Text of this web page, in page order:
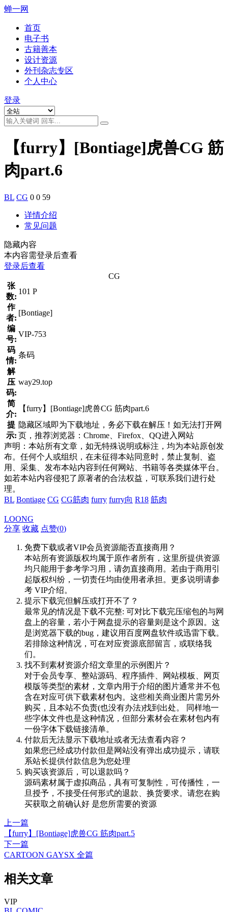
蝉一网
首页
电子书
古籍善本
设计资源
外刊杂志专区
个人中心
登录
【furry】[Bontiage]虎兽CG 筋
肉part.6
BL CG 0 0 59
详情介绍
常见问题
隐藏内容
本内容需登录后查看
登录后查看
CG
张
数:
101 P
作
者:
[Bontiage]
编
号:
VIP-753
码
情:
条码
解
压
码:
way29.top
简
介:
【furry】[Bontiage]虎兽CG 筋肉part.6
提
示:
隐藏区域即为下载地址，务必下载在解压！如无法打开网
页，推荐浏览器：Chrome、Firefox、QQ进入网站
声明：本站所有文章，如无特殊说明或标注，均为本站原创发
布。任何个人或组织，在未征得本站同意时，禁止复制、盗
用、采集、发布本站内容到任何网站、书籍等各类媒体平台。
如若本站内容侵犯了原著者的合法权益，可联系我们进行处
理。
BL Bontiage CG CG筋肉 furry furry向 R18 筋肉
LOONG
分享 收藏 点赞(0)
免费下载或者VIP会员资源能否直接商用？
本站所有资源版权均属于原作者所有，这里所提供资源
均只能用于参考学习用，请勿直接商用。若由于商用引
起版权纠纷，一切责任均由使用者承担。更多说明请参
考 VIP介绍。
提示下载完但解压或打开不了？
最常见的情况是下载不完整: 可对比下载完压缩包的与网
盘上的容量，若小于网盘提示的容量则是这个原因。这
是浏览器下载的bug，建议用百度网盘软件或迅雷下载。
若排除这种情况，可在对应资源底部留言，或联络我
们。
找不到素材资源介绍文章里的示例图片？
对于会员专享、整站源码、程序插件、网站模板、网页
模版等类型的素材，文章内用于介绍的图片通常并不包
含在对应可供下载素材包内。这些相关商业图片需另外
购买，且本站不负责(也没有办法)找到出处。 同样地一
些字体文件也是这种情况，但部分素材会在素材包内有
一份字体下载链接清单。
付款后无法显示下载地址或者无法查看内容？
如果您已经成功付款但是网站没有弹出成功提示，请联
系站长提供付款信息为您处理
购买该资源后，可以退款吗？
源码素材属于虚拟商品，具有可复制性，可传播性，一
旦授予，不接受任何形式的退款、换货要求。请您在购
买获取之前确认好 是您所需要的资源
上一篇
【furry】[Bontiage]虎兽CG 筋肉part.5
下一篇
CARTOON GAYSX 全篇
相关文章
VIP